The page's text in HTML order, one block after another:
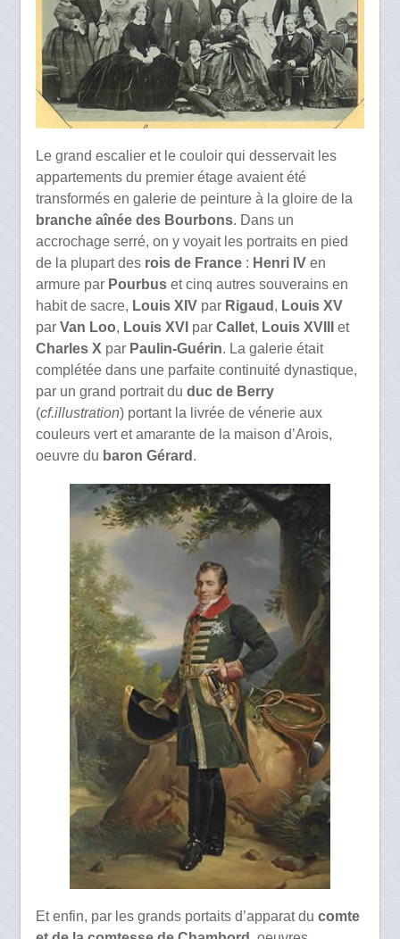
Le grand escalier et le couloir qui desservait les
appartements du premier étage avaient été
transformés en galerie de peinture à la gloire de la
branche aînée des Bourbons. Dans un
accrochage serré, on y voyait les portraits en pied
de la plupart des rois de France: Henri IVen
armure par Pourbuset cinq autres souverains en
habit de sacre, Louis XIVpar Rigaud , Louis XV
par Van Loo, Louis XVI par Callet, Louis XVIII
et
Charles X par Paulin-Guérin. La galerie était
complétée dans une parfaite continuité dynastique,
par un grand portrait du duc de Berry
(cf.illustration) portant la livrée de vénerie aux
couleurs vert et amarante de la maison d’Arois,
oeuvre du baron Gérard .
Et enfin, par les grands portaits d’apparat du comte